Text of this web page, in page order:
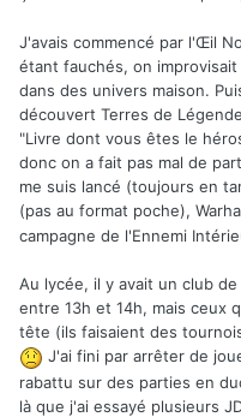
J'avais commencé par l'Œil
étant fauchés, on
dans des univers maison.
découvert Terres de
"Livre dont vous êtes le
donc on a fait pas mal de
me suis lancé (toujours en
(pas au format poche),
campagne de l'Ennemi
Au lycée, il y avait un club
entre 13h et 14h, mais ceux
tête (ils faisaient des
J'ai fini par arrêter de
rabattu sur des parties en
là que j'ai essayé plusieurs